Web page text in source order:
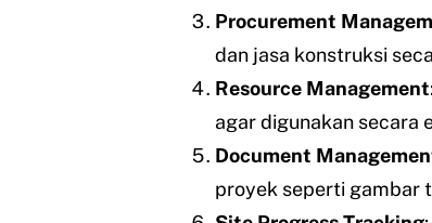
Procurement
dan jasa konstruksi
Resource Management
agar digunakan secara
Document
proyek seperti gambar